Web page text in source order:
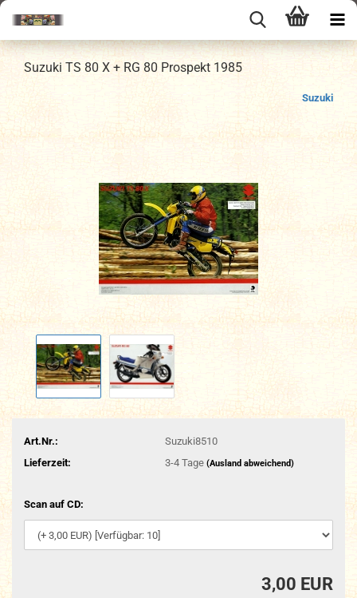
Suzuki TS 80 X + RG 80 Prospekt 1985
Suzuki
Art.Nr.:
Suzuki8510
Lieferzeit:
3-4 Tage (Ausland abweichend)
Scan auf CD:
3,00 EUR